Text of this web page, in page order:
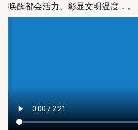
唤醒都会活力、彰显文明温度，。